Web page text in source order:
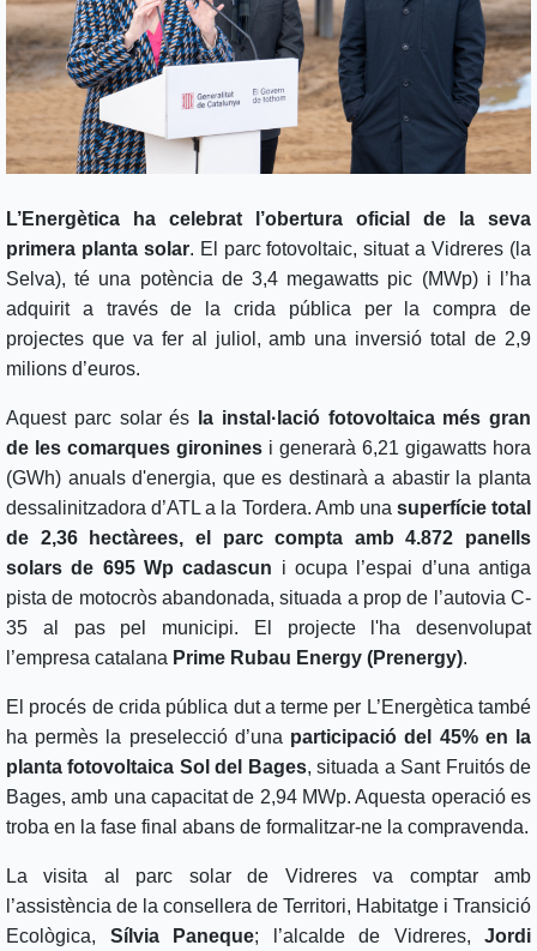
L’Energètica ha celebrat l’obertura oficial de la seva
primera planta solar. El parc fotovoltaic, situat a Vidreres (la
Selva), té una potència de 3,4 megawatts pic (MWp) i l’ha
adquirit a través de la crida pública per la compra de
projectes que va fer al juliol, amb una inversió total de 2,9
milions d’euros.
Aquest parc solar és
la instal·lació fotovoltaica més gran
de les comarques gironines i generarà 6,21 gigawatts hora
(GWh) anuals d'energia, que es destinarà a abastir la planta
dessalinitzadora d’ATL a la Tordera. Amb una superfície total
de 2,36 hectàrees, el parc compta amb 4.872 panells
solars de 695 Wp cadascun i ocupa l’espai d’una antiga
pista de motocròs abandonada, situada a prop de l’autovia C-
35 al pas pel municipi. El projecte l'ha desenvolupat
l’empresa catalana Prime Rubau Energy (Prenergy).
El procés de crida pública dut a terme per L’Energètica també
ha permès la preselecció d’una participació del 45% en la
planta fotovoltaica Sol del Bages, situada a Sant Fruitós de
Bages, amb una capacitat de 2,94 MWp. Aquesta operació es
troba en la fase final abans de formalitzar-ne la compravenda.
La visita al parc solar de Vidreres va comptar amb
l’assistència de la consellera de Territori, Habitatge i Transició
Ecològica, Sílvia Paneque; l’alcalde de Vidreres, Jordi